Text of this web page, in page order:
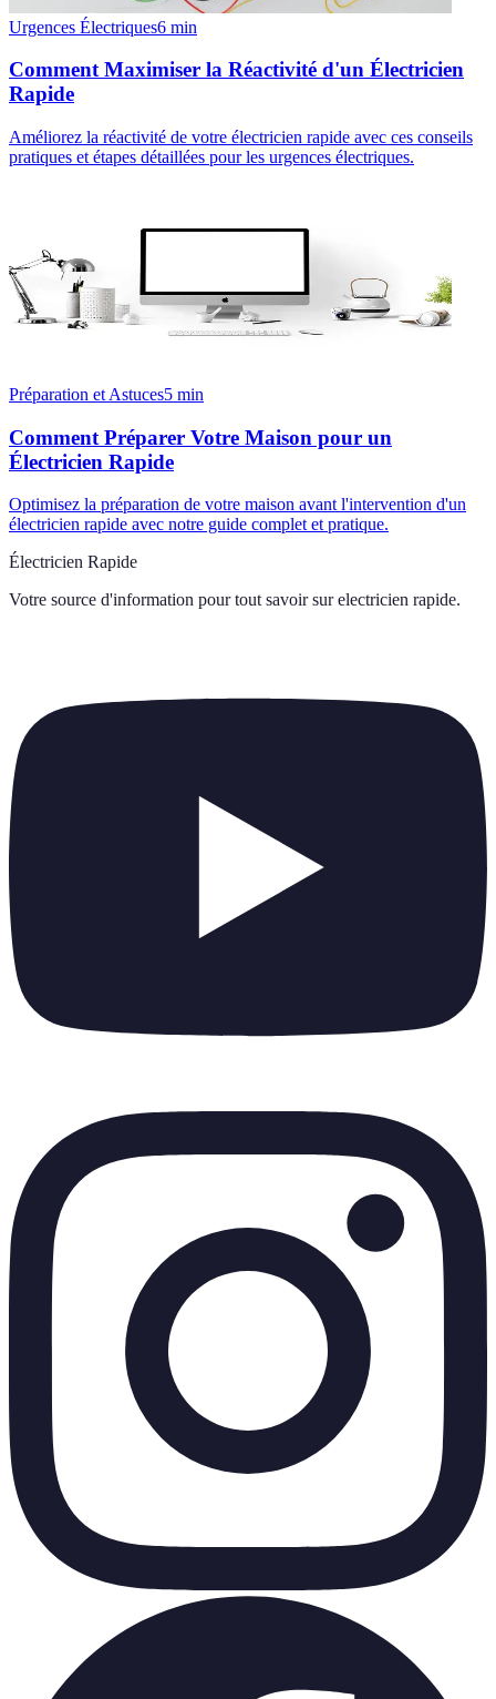
Urgences Électriques6 min
Comment Maximiser la Réactivité d'un Électricien
Rapide
Améliorez la réactivité de votre électricien rapide avec ces conseils
pratiques et étapes détaillées pour les urgences électriques.
Préparation et Astuces5 min
Comment Préparer Votre Maison pour un
Électricien Rapide
Optimisez la préparation de votre maison avant l'intervention d'un
électricien rapide avec notre guide complet et pratique.
Électricien Rapide
Votre source d'information pour tout savoir sur electricien rapide.